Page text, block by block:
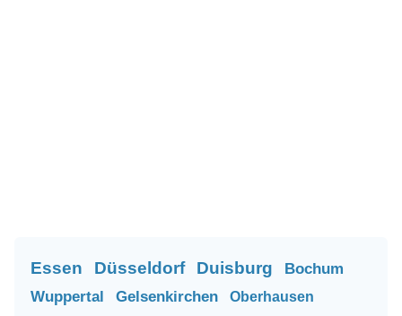
Essen Düsseldorf Duisburg
Bochum
Wuppertal
Gelsenkirchen
Oberhausen